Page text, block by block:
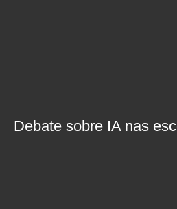
Debate sobre IA nas